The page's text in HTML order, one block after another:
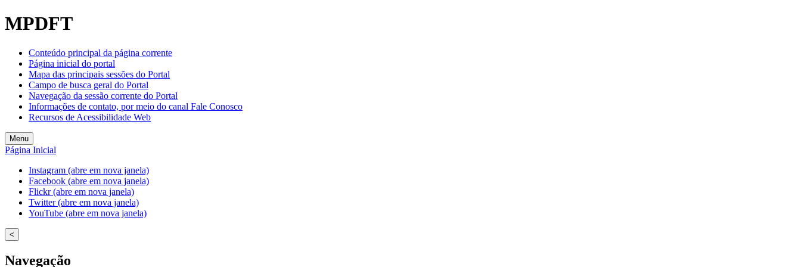
Welcome
to
One
Accessibility
screen
reader.
start
All
in
One
Accessibility
screen
reader,
press
"Ctrl
/".
This
shortcut
activates
MPDFT
Conteúdo principal da página corrente
Página inicial do portal
Mapa das principais sessões do Portal
Campo de busca geral do Portal
Navegação da sessão corrente do Portal
Informações de contato, por meio do canal Fale Conosco
Recursos de Acessibilidade Web
Menu
Página Inicial
Instagram (abre em nova janela)
Facebook (abre em nova janela)
Flickr (abre em nova janela)
Twitter (abre em nova janela)
YouTube (abre em nova janela)
<
Navegação